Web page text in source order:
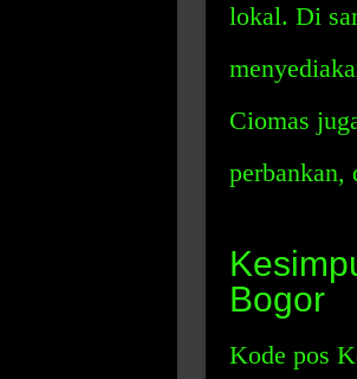
lokal. Di
Ciomas
perbankan,
Bogor
Kode pos